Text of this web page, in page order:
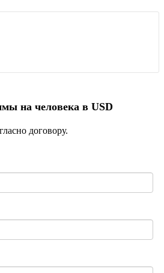
на человека в USD
договору.